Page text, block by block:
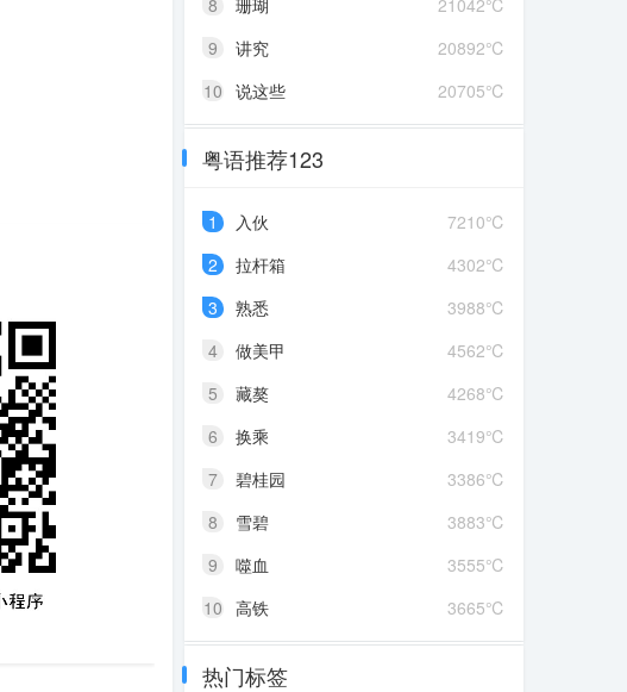
21042℃
8
珊瑚
20892℃
9
讲究
20705℃
10 说这些
粤语推荐123
7210℃
1
入伙
4302℃
2
拉杆箱
3988℃
3
熟悉
4562℃
4
做美甲
4268℃
5
藏獒
3419℃
6
换乘
3386℃
7
碧桂园
3883℃
8
雪碧
3555℃
9
噬血
3665℃
10 高铁
热门标签